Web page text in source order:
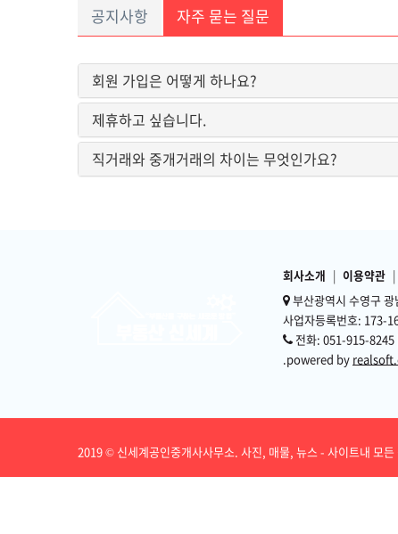
공지사항 자주 묻는 질문
회원 가입은 어떻게 하나요?
제휴하고 싶습니다.
직거래와 중개거래의 차이는 무엇인가요?
회사소개 | 이용약관 |
부산광역시 수영구
사업자등록번호: 173-
전화: 051-915-8245
.powered by
2019 © 신세계공인중개사사무소. 사진, 매물, 뉴스 - 사이트내 모든